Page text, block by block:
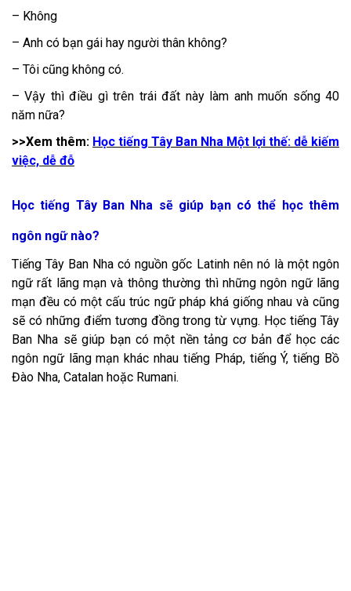
– Không
– Anh có bạn gái hay người thân không?
– Tôi cũng không có.
– Vậy thì điều gì trên trái đất này làm anh muốn sống 40
năm nữa?
>>Xem thêm: Học tiếng Tây Ban Nha Một lợi thế: dễ kiếm
việc, dễ đỗ
Học tiếng Tây Ban Nha sẽ giúp bạn có thể học thêm
ngôn ngữ nào?
Tiếng Tây Ban Nha có nguồn gốc Latinh nên nó là một ngôn
ngữ rất lãng mạn và thông thường thì những ngôn ngữ lãng
mạn đều có một cấu trúc ngữ pháp khá giống nhau và cũng
sẽ có những điểm tương đồng trong từ vựng. Học tiếng Tây
Ban Nha sẽ giúp bạn có một nền tảng cơ bản để học các
ngôn ngữ lãng mạn khác nhau tiếng Pháp, tiếng Ý, tiếng Bồ
Đào Nha, Catalan hoặc Rumani.